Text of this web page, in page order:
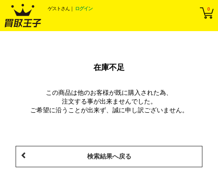
0
ゲストさん｜ ログイン
在庫不足
この商品は他のお客様が既に購入された為、
注文する事が出来ませんでした。
ご希望に沿うことが出来ず、誠に申し訳ございません。
検索結果へ戻る